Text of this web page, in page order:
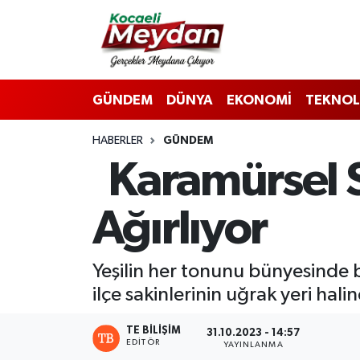
GÜNDEM DÜNYA EKONOMİ
HABERLER GÜNDEM
Karamürsel
Ağırlıyor
Yeşilin her tonunu bünyesinde
ilçe sakinlerinin uğrak yeri
TE BILIŞIM
EDITÖR
31.10.2023 - 14:57
YAYINLANMA
Nöbetçi Eczaneler
Hava Durumu
Trafik Durumu
Süper Lig Puan Durumu ve Fikstür
Tüm Manşetler
Son Dakika Haberleri
Haber Arşivi